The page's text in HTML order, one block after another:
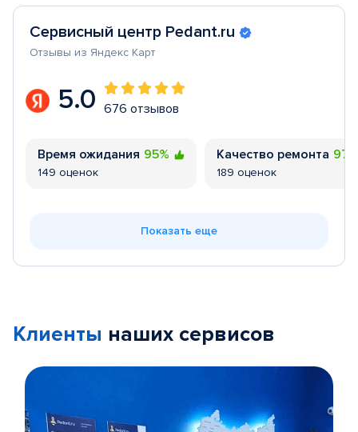
Сервисный центр Pedant.ru
Отзывы из Яндекс Карт
5.0 676 отзывов
Время ожидания 95%
149 оценок
Качество ремонта
189 оценок
Показать еще
Клиенты наших сервисов